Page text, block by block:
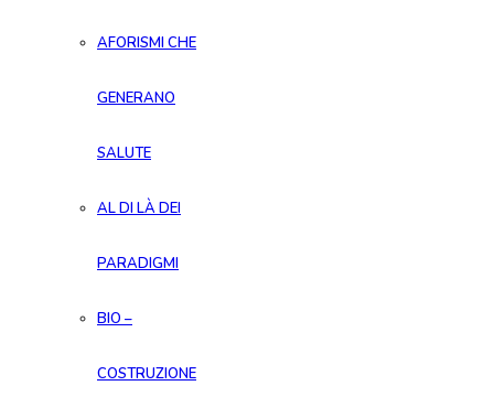
AFORISMI CHE
GENERANO
SALUTE
AL DI LÀ DEI
PARADIGMI
BIO –
COSTRUZIONE